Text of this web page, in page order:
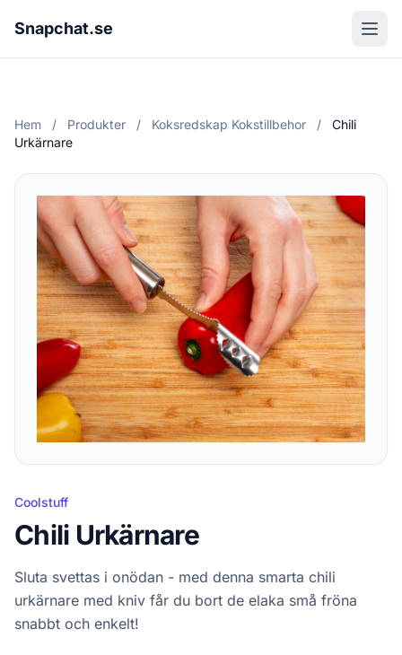
Snapchat.se
Hem / Produkter / Koksredskap Kokstillbehor /
Chili
Urkärnare
Coolstuff
Chili Urkärnare
Sluta svettas i onödan - med denna smarta chili
urkärnare med kniv får du bort de elaka små fröna
snabbt och enkelt!